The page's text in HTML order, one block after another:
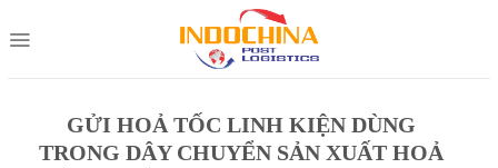
to
GỬI HOẢ TỐC LINH KIỆN DÙNG
TRONG DÂY CHUYỂN SẢN XUẤT HOẢ